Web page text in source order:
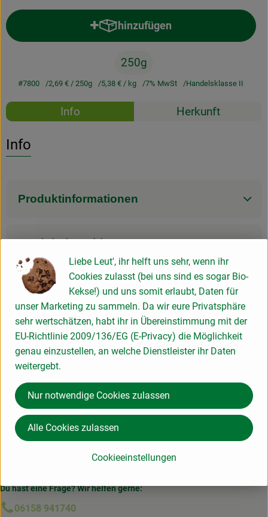
Blog
Rezepte
Veranstaltungen
hinzufügen
Produkt zum Warenkorb
250g
#7800 2,69 € / 250g 5,38 € / kg 7% MwSt Handelsklasse II
Rezepte
Info Herkunft
Info
Produktinformationen
Produktdatenblatt
Herkunft
Hersteller: Byodo Naturkost GmbH
Italien
Byodo
Du hast eine Frage? Wir helfen gerne:
06158 941740
Liebe Leut', ihr helft uns sehr, wenn ihr
Cookies zulasst (bei uns sind es sogar Bio-
Kekse!) und uns somit erlaubt, Daten für
unser Marketing zu sammeln. Da wir eure Privatsphäre
sehr wertschätzen, habt ihr in Übereinstimmung mit der
EU-Richtlinie 2009/136/EG (E-Privacy) die Möglichkeit
genau einzustellen, an welche Dienstleister ihr Daten
weitergebt.
Cookieeinstellungen
Nur notwendige Cookies zulassen
Alle Cookies zulassen